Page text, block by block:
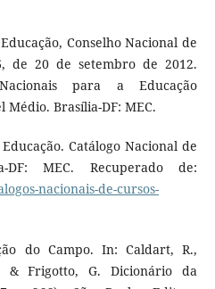
Conselho Nacional de
de 20 de setembro de 2012.
para a Educação
Médio. Brasília-DF: MEC.
Catálogo Nacional de
DF: MEC. Recuperado de:
nacionais-de-cursos-
do Campo. In: Caldart, R.,
& Frigotto, G. Dicionário da